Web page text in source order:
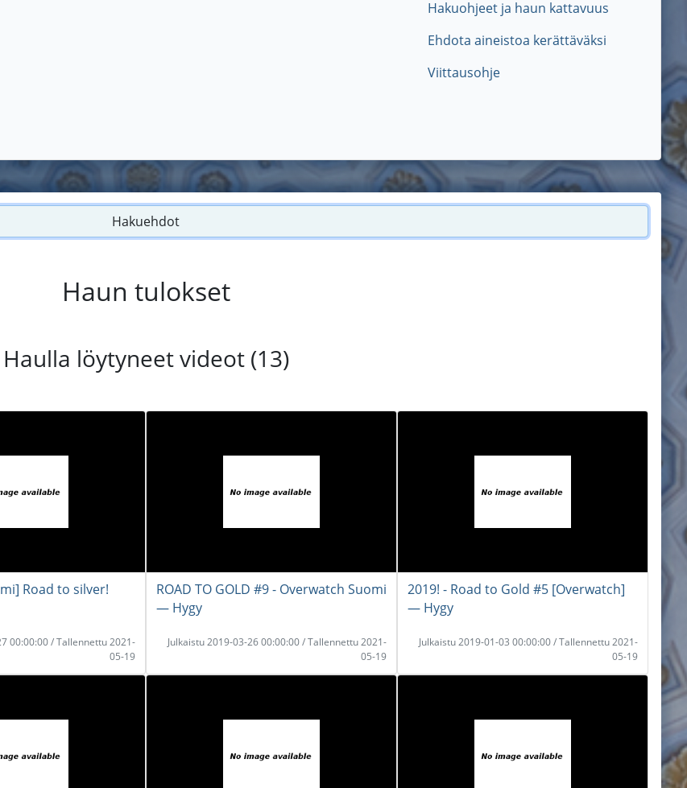
Hakuohjeet ja haun kattavuus
Ehdota aineistoa kerättäväksi
Viittausohje
Hakuehdot
Haun tulokset
Haulla löytyneet videot (13)
Road to silver!
00:00:00 / Tallennettu 2021-
05-19
ROAD TO GOLD #9 - Overwatch Suomi
― Hygy
Julkaistu 2019-03-26 00:00:00 / Tallennettu 2021-
05-19
2019! - Road to Gold #5 [Overwatch]
― Hygy
Julkaistu 2019-01-03 00:00:00 / Tallennettu 2021-
05-19